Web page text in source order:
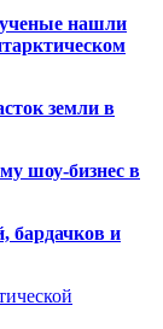
нашли
земли в
шоу-бизнес в
бардачков и